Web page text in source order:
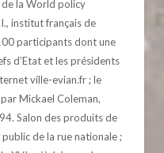
de la World policy
institut français de
participants dont une
d’Etat et les présidents
ville-evian.fr ; le
Mickael Coleman,
Salon des produits de
de la rue nationale ;